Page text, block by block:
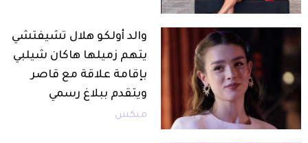
والد أولكو هلال تشيفتشي
يتهم زميلها هاكان شيلبي
بإقامة علاقة مع قاصر
ويتقدم ببلاغ رسمي
ميكس